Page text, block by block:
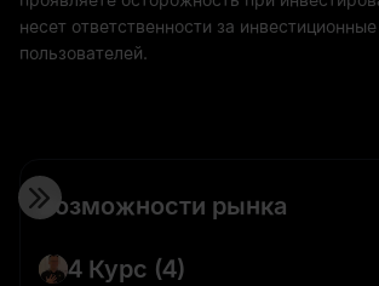
несет ответственности за
пользователей.
Возможности рынка
4 Курс (4)